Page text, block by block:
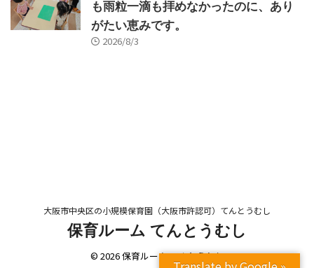
も雨粒一滴も拝めなかったのに、あり
がたい恵みです。
2026/8/3
大阪市中央区の小規模保育園（大阪市許認可）てんとうむし
保育ルーム てんとうむし
© 2026 保育ルーム てんとうむし